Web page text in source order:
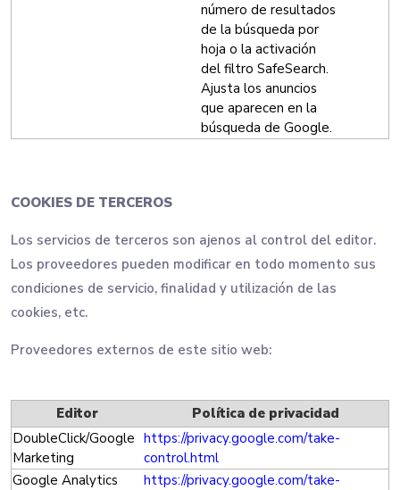
número de resultados
de la búsqueda por
hoja o la activación
del filtro SafeSearch.
Ajusta los anuncios
que aparecen en la
búsqueda de Google.
COOKIES DE TERCEROS
Los servicios de terceros son ajenos al control del editor.
Los proveedores pueden modificar en todo momento sus
condiciones de servicio, finalidad y utilización de las
cookies, etc.
Proveedores externos de este sitio web:
Editor
Política de privacidad
DoubleClick/Google
Marketing
https://privacy.google.com/take-
control.html
Google Analytics
https://privacy.google.com/take-